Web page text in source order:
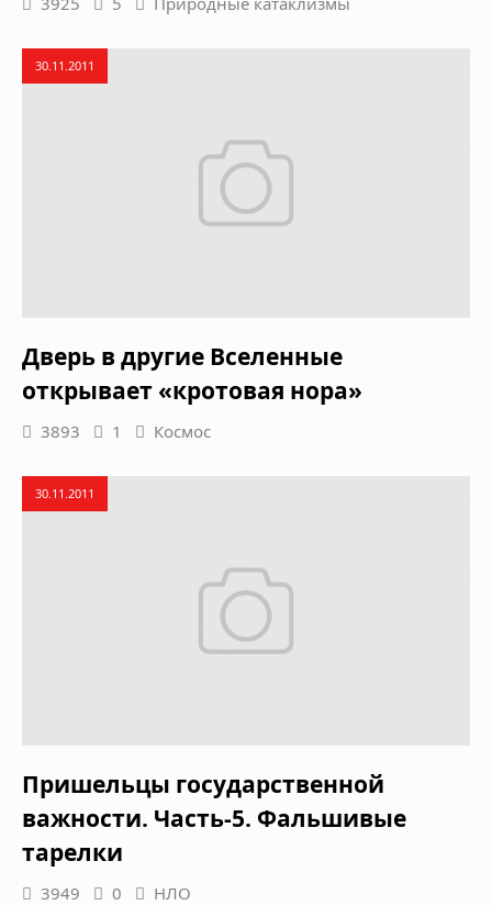
30.11.2011
Дверь в другие Вселенные
открывает «кротовая нора»
3893 1 Космос
30.11.2011
Пришельцы государственной
важности. Часть-5. Фальшивые
тарелки
3949 0 НЛО